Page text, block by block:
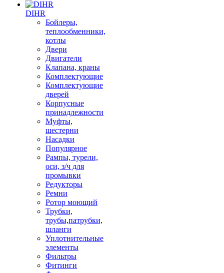
DIHR
Бойлеры,
теплообменники,
котлы
Двери
Двигатели
Клапана, краны
Комплектующие
Комплектующие
дверей
Корпусные
принадлежности
Муфты,
шестерни
Насадки
Популярное
Рампы, турели,
оси, з/ч для
промывки
Редукторы
Ремни
Ротор моющий
Трубки,
трубы,патрубки,
шланги
Уплотнительные
элементы
Фильтры
Фитинги